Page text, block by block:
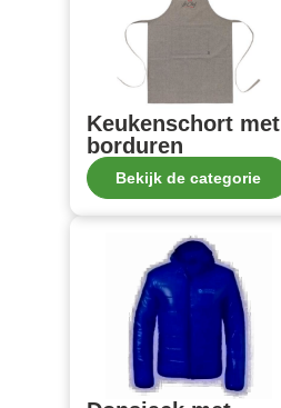
Keukenschort met
borduren
Bekijk de categorie